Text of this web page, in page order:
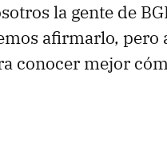
la gente de
afirmarlo,
conocer mejor